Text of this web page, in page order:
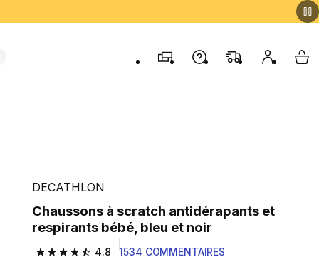
MagasinsContactez-nous
FAQ Mon My
DECATHLON
Chaussons à scratch antidérapants et
respirants bébé, bleu et noir
4.8
4.8 out of 5 stars from 1534 reviews
1534 COMMENTAIRES